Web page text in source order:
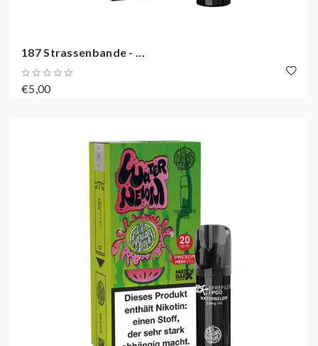
187 Strassenbande - ...
€5,00